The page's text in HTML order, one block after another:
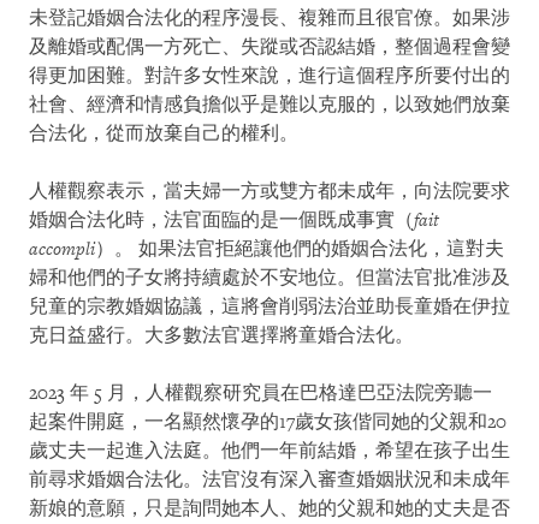
未登記婚姻合法化的程序漫長、複雜而且很官僚。如果涉
及離婚或配偶一方死亡、失蹤或否認結婚，整個過程會變
得更加困難。對許多女性來說，進行這個程序所要付出的
社會、經濟和情感負擔似乎是難以克服的，以致她們放棄
合法化，從而放棄自己的權利。
人權觀察表示，當夫婦一方或雙方都未成年，向法院要求
婚姻合法化時，法官面臨的是一個既成事實（fait
accompli）。 如果法官拒絕讓他們的婚姻合法化，這對夫
婦和他們的子女將持續處於不安地位。但當法官批准涉及
兒童的宗教婚姻協議，這將會削弱法治並助長童婚在伊拉
克日益盛行。大多數法官選擇將童婚合法化。
2023 年 5 月，人權觀察研究員在巴格達巴亞法院旁聽一
起案件開庭，一名顯然懷孕的17歲女孩偕同她的父親和20
歲丈夫一起進入法庭。他們一年前結婚，希望在孩子出生
前尋求婚姻合法化。法官沒有深入審查婚姻狀況和未成年
新娘的意願，只是詢問她本人、她的父親和她的丈夫是否